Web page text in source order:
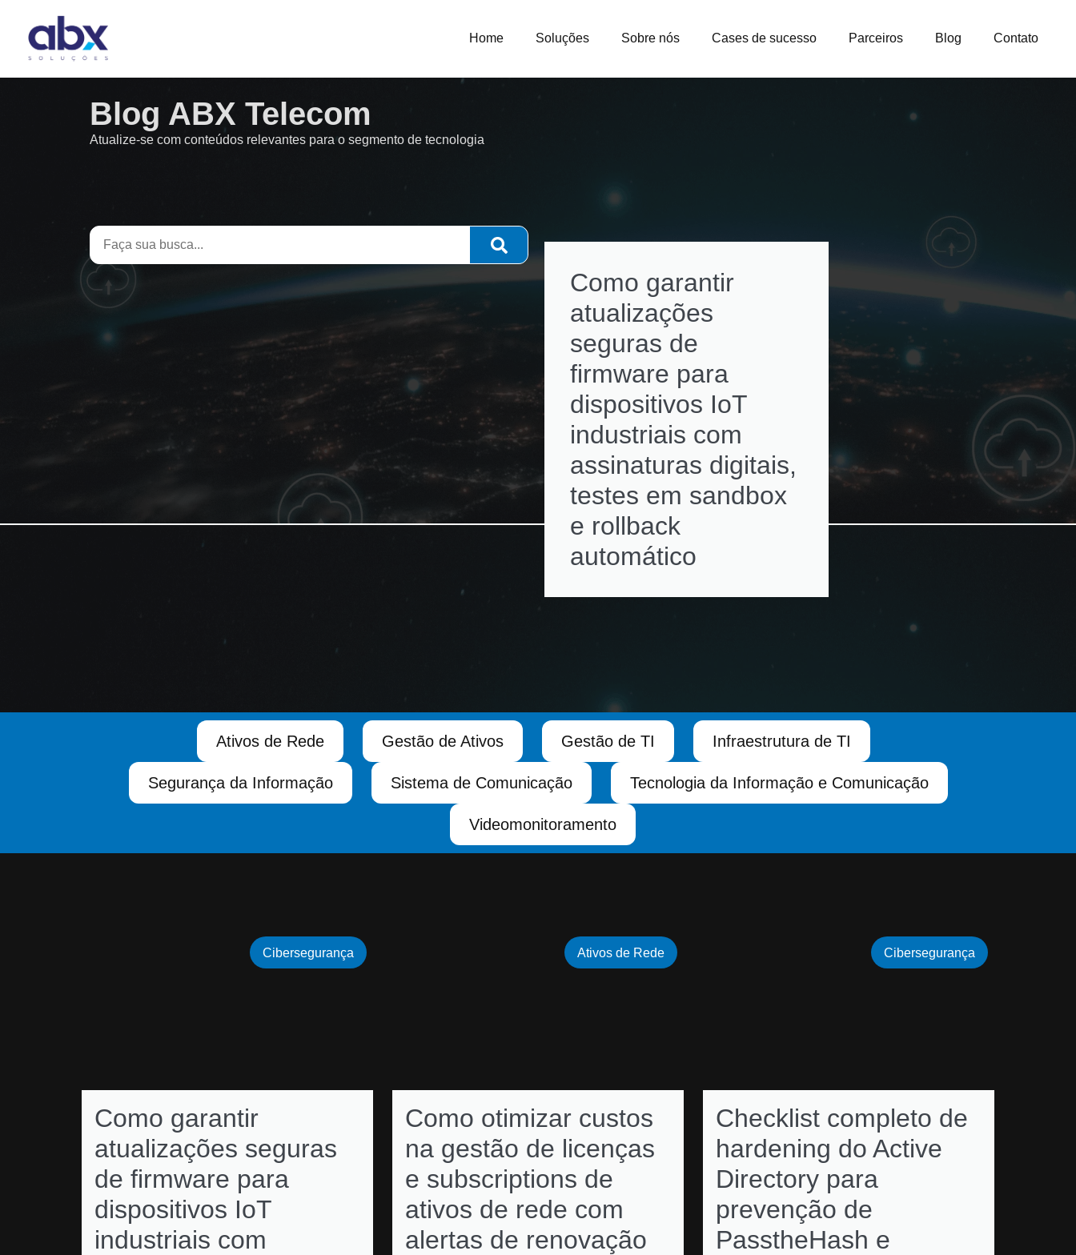
Home Soluções Sobre nós Cases de sucesso Parceiros Blog Contato
Blog ABX Telecom
Atualize-se com conteúdos relevantes para o segmento de tecnologia
Como garantir
atualizações
seguras de
firmware para
dispositivos IoT
industriais com
assinaturas digitais,
testes em sandbox
e rollback
automático
Como otimizar
custos na gestão
licenças e
subscriptions de
ativos de rede
alertas de
renovação
automatizados
ambientes
Ativos de Rede Gestão de Ativos Gestão de TI Infraestrutura de TI
Segurança da Informação Sistema de Comunicação Tecnologia da Informação e Comunicação
Videomonitoramento
Como garantir
atualizações seguras
de firmware para
dispositivos IoT
industriais com
Cibersegurança
Como otimizar custos
na gestão de licenças
e subscriptions de
ativos de rede com
alertas de renovação
Ativos de Rede
Checklist completo de
hardening do Active
Directory para
prevenção de
PasstheHash e
Cibersegurança